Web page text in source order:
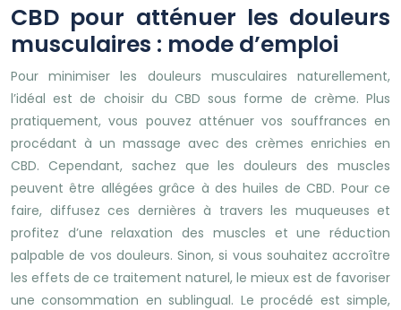
CBD pour atténuer les douleurs
musculaires : mode d’emploi
Pour minimiser les douleurs musculaires naturellement,
l’idéal est de choisir du CBD sous forme de crème. Plus
pratiquement, vous pouvez atténuer vos souffrances en
procédant à un massage avec des crèmes enrichies en
CBD. Cependant, sachez que les douleurs des muscles
peuvent être allégées grâce à des huiles de CBD. Pour ce
faire, diffusez ces dernières à travers les muqueuses et
profitez d’une relaxation des muscles et une réduction
palpable de vos douleurs. Sinon, si vous souhaitez accroître
les effets de ce traitement naturel, le mieux est de favoriser
une consommation en sublingual. Le procédé est simple,